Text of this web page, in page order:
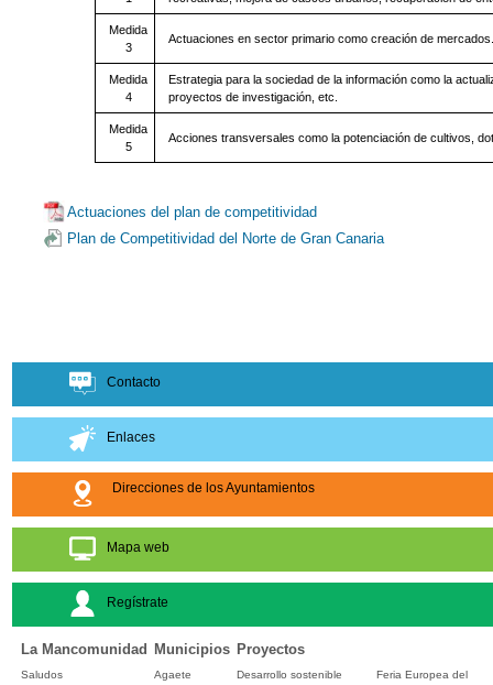
Medida
3
Actuaciones en sector primario como creación de
Medida
4
Estrategia para la sociedad de la información como la
proyectos de investigación, etc.
Medida
5
Acciones transversales como la potenciación de cultivos,
Actuaciones del plan de competitividad
Plan de Competitividad del Norte de Gran Canaria
Contacto
Enlaces
Direcciones de los Ayuntamientos
Mapa web
Regístrate
La Mancomunidad Municipios Proyectos
Saludos
Agaete
Desarrollo sostenible
Feria Europea del